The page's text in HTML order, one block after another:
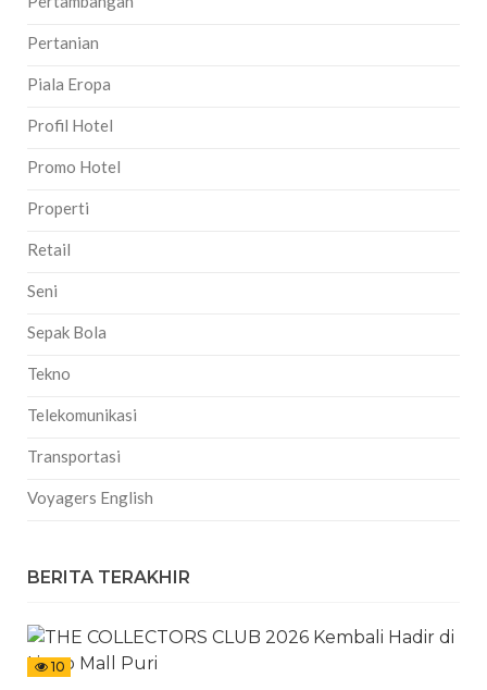
Pertanian
Piala Eropa
Profil Hotel
Promo Hotel
Properti
Retail
Seni
Sepak Bola
Tekno
Telekomunikasi
Transportasi
Voyagers English
BERITA TERAKHIR
10